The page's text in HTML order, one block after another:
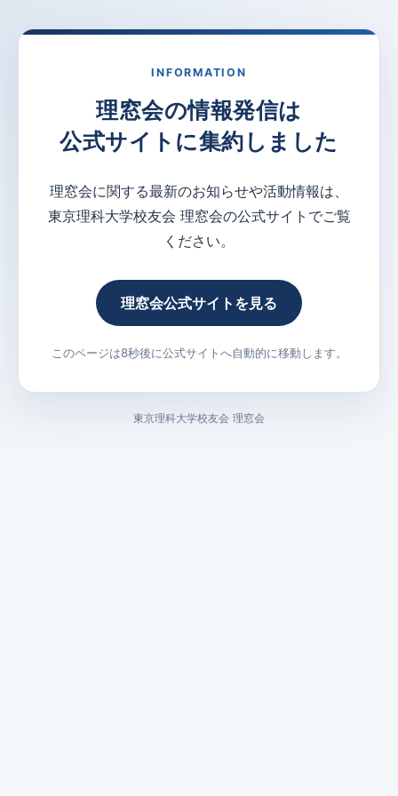
INFORMATION
理窓会の情報発信は
公式サイトに集約しました
理窓会に関する最新のお知らせや活動情報は、
東京理科大学校友会 理窓会の公式サイトでご覧
ください。
理窓会公式サイトを見る
このページは8秒後に公式サイトへ自動的に移動します。
東京理科大学校友会 理窓会